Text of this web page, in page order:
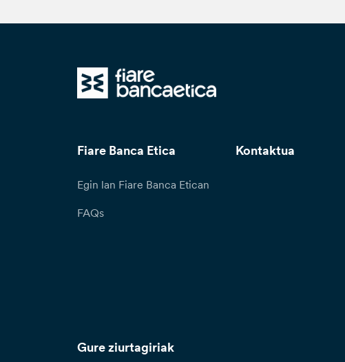
Fiare Banca Etica
Egin lan Fiare Banca Etican
FAQs
Kontaktua
Gure ziurtagiriak